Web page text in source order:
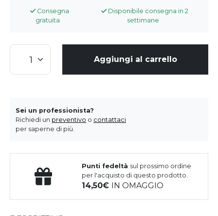
Consegna
gratuita
Disponibile consegna in 2
settimane
Aggiungi al carrello
Sei un professionista?
Richiedi un preventivo o contattaci
per saperne di più.
Punti fedeltà sul prossimo ordine
per l'acquisto di questo prodotto.
14,50 IN OMAGGIO